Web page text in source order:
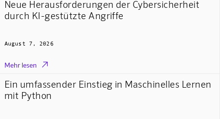
Neue Herausforderungen der Cybersicherheit
durch KI-gestützte Angriffe
August 7, 2026
Mehr lesen 
Ein umfassender Einstieg in Maschinelles Lernen
mit Python